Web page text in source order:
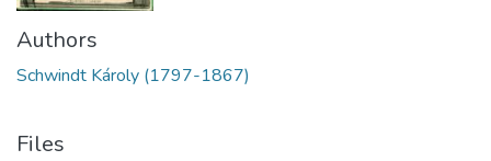
Authors
Schwindt Károly (1797-1867)
Files